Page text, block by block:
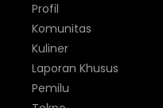
Profil
Komunitas
Kuliner
Laporan Khusus
Pemilu